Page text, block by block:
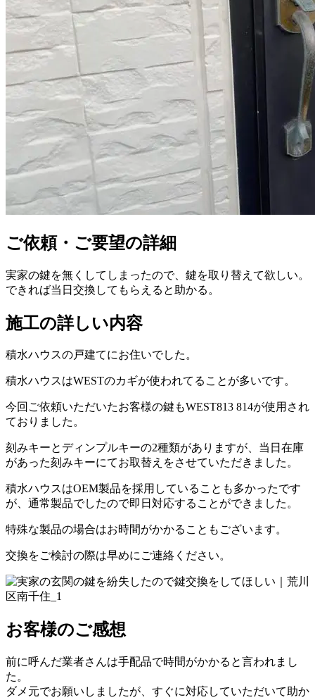
ご依頼・ご要望の詳細
実家の鍵を無くしてしまったので、鍵を取り替えて欲しい。
できれば当日交換してもらえると助かる。
施工の詳しい内容
積水ハウスの戸建てにお住いでした。
積水ハウスはWESTのカギが使われてることが多いです。
今回ご依頼いただいたお客様の鍵もWEST813 814が使用され
ておりました。
刻みキーとディンプルキーの2種類がありますが、当日在庫
があった刻みキーにてお取替えをさせていただきました。
積水ハウスはOEM製品を採用していることも多かったです
が、通常製品でしたので即日対応することができました。
特殊な製品の場合はお時間がかかることもございます。
交換をご検討の際は早めにご連絡ください。
お客様のご感想
前に呼んだ業者さんは手配品で時間がかかると言われまし
た。
ダメ元でお願いしましたが、すぐに対応していただいて助か